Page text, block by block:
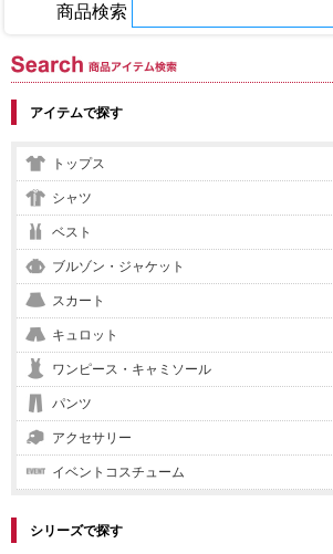
商品検索
商品アイテム検索
アイテムで探す
トップス
シャツ
ベスト
ブルゾン・ジャケット
スカート
キュロット
ワンピース・キャミソール
パンツ
アクセサリー
イベントコスチューム
シリーズで探す